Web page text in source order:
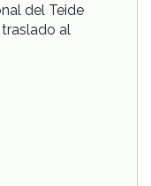
del Teide
al